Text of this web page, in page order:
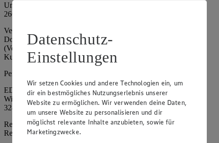
Umsatzsteuer-Identifikationsnummer gem. § 27a UStG: DE
266067317
Vertretungsberechtigte: Mark Rosenkranz (Sprecher), Eileen
Dominique Klingsiek (Vorstandsmitglied), Ulf-U. Plath
(Vorstandsmitglied), Stephan Wohler (Vorstandsmitglied), Marc
Kuhlmann (Aufsichtsratsvorsitzender)
Persönlich haftende Gesellschafterin:
EDEKA Minden-Hannover Holding GmbH
Wittelsbacherallee 61
32427 Minden
Registergericht: Amtsgericht Bad Oeynhausen
Registernummer: HRB 4086
Datenschutz-
Einstellungen
Wir setzen Cookies und andere Technologien ein, um
dir ein bestmögliches Nutzungserlebnis unserer
Website zu ermöglichen. Wir verwenden deine Daten,
um unsere Website zu personalisieren und dir
möglichst relevante Inhalte anzubieten, sowie für
Marketingzwecke.